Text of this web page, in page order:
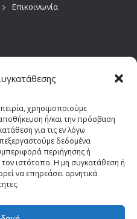
χρησιμοποιούμε
ή/και την πρόσβαση
για τις εν λόγω
δεδομένα
περιήγησης ή
ιστότοπο. Η μη συγκατάθεση ή
να επηρεάσει αρνητικά
Επικοινωνία
Διαγνωστικές
Χειρουργικές
Επεμβάσεις Οφθαλμών
Παιδοοφθαλμολογία
Οπτική Τομογραφία
Συνοχής (OCT)